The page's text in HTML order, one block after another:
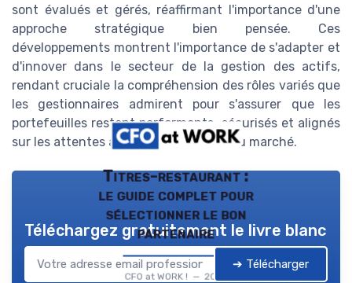
sont évalués et gérés, réaffirmant l'importance d'une
approche stratégique bien pensée. Ces
développements montrent l'importance de s'adapter et
d'innover dans le secteur de la gestion des actifs,
rendant cruciale la compréhension des rôles variés que
les gestionnaires admirent pour s'assurer que les
portefeuilles restent performants, sécurisés et alignés
sur les attentes actuelles et futures du marché.
Titres-restaurant :
le guide complet pour
sélectionner le bon
partenaire
CFO at WORK ! — 2026
Téléchargez gratuitement le livre blanc
➔ Télécharger